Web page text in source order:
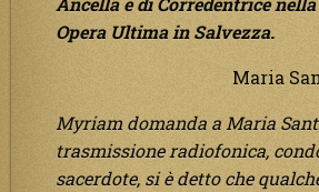
Opera Ultima in Salvezza.
Maria
Myriam domanda a Maria
trasmissione radiofonica,
sacerdote, si è detto che